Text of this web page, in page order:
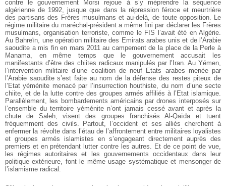
contre le gouvernement Morsi rejoue à s’y méprendre la séquence
algérienne de 1992, jusque que dans la répression féroce et meurtrière
des partisans des Frères musulmans et au-delà, de toute opposition. Le
régime militaire du maréchal-président a même fini par déclarer les Frères
musulmans, organisation terroriste, comme le FIS l’avait été en Algérie.
Au Bahreïn, une opération militaire des Emirats arabes unis et de l’Arabie
saoudite a mis fin en mars 2011 au campement de la place de la Perle à
Manama, en même temps que le gouvernement accusait les
manifestants d’être des chiites radicaux manipulés par l’Iran. Au Yémen,
l’intervention militaire d’une coalition de neuf Etats arabes menée par
l’Arabie saoudite s’est faite au nom de la défense des restes piteux de
l’Etat yéménite menacé par l’insurrection houthiste, du nom d’une secte
chiite, et de la lutte contre des groupes armés affiliés à l’Etat islamique.
Parallèlement, les bombardements américains par drones interposés sur
l’ensemble du territoire yéménite n’ont jamais cessé avant et après la
chute de Saleh, visent des groupes franchisés Al-Qaïda et tuent
fréquemment des civils. Partout, l’occident et ses alliés cherchent à
enfermer la révolte dans l’étau de l’affrontement entre militaires loyalistes
et groupes armés islamistes en s’engageant directement auprès des
premiers et en prétendant lutter contre les autres. Et de ce point de vue,
les régimes autoritaires et les gouvernements occidentaux dans leur
politique extérieure, font le même usage systématique et mensonger de
l’islamisme radical.